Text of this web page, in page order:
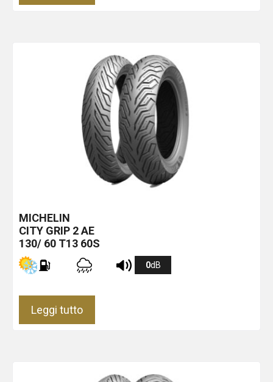
MICHELIN
CITY GRIP 2AE
130/ 60 T13 60S
0dB
Leggi tutto